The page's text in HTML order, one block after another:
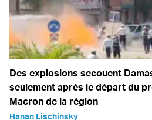
Des explosions secouent
seulement après le départ du
Macron de la région
Hanan Lischinsky